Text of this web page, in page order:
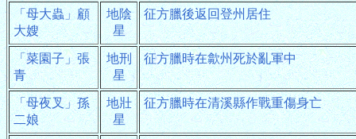
「母大蟲」顧
大嫂
地陰
星
征方臘後返回登州居住
「菜園子」張
青
地刑
星
征方臘時在歙州死於亂軍中
「母夜叉」孫
二娘
地壯
星
征方臘時在清溪縣作戰重傷身亡